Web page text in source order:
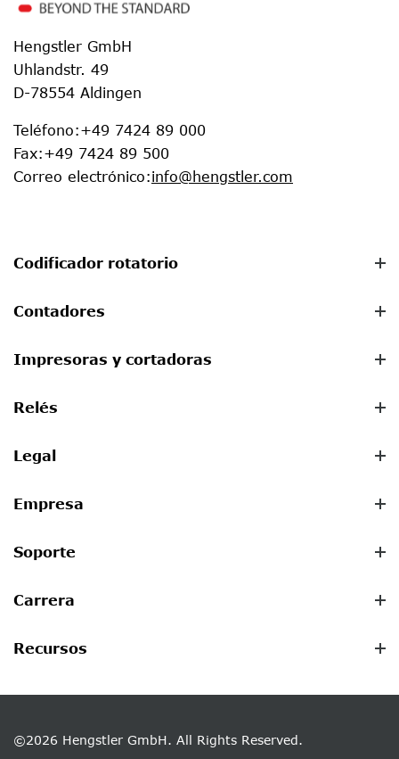
Hengstler GmbH
Uhlandstr. 49
D-78554 Aldingen
Teléfono:+49 7424 89 000
Fax:+49 7424 89 500
Correo electrónico:info@hengstler.com
Codificador rotatorio
Contadores
Impresoras y cortadoras
Relés
Legal
Empresa
Soporte
Carrera
Recursos
©2026 Hengstler GmbH. All Rights Reserved.